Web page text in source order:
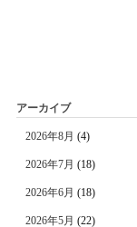
アーカイブ
2026年8月 (4)
2026年7月 (18)
2026年6月 (18)
2026年5月 (22)